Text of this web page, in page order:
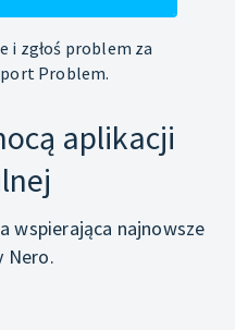
i zgłoś problem za
Problem.
aplikacji
wspierająca najnowsze
Nero.